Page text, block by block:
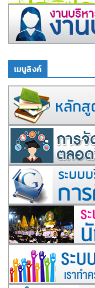
เมนูลิงค์